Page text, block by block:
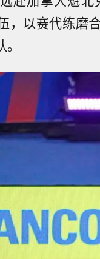
，以赛代练磨